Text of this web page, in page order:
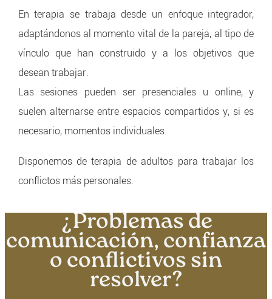
En terapia se trabaja desde un enfoque integrador,
adaptándonos al momento vital de la pareja, al tipo de
vínculo que han construido y a los objetivos que
desean trabajar.
Las sesiones pueden ser presenciales u online, y
suelen alternarse entre espacios compartidos y, si es
necesario, momentos individuales.
Disponemos de terapia de adultos para trabajar los
conflictos más personales.
¿Problemas de
comunicación, confianza
o conflictivos sin
resolver?